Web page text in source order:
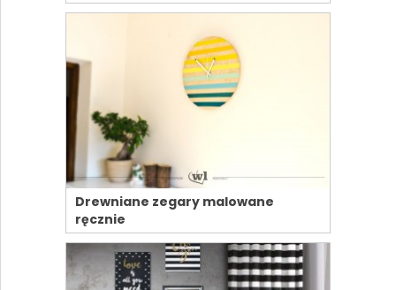
Drewniane zegary malowane
ręcznie